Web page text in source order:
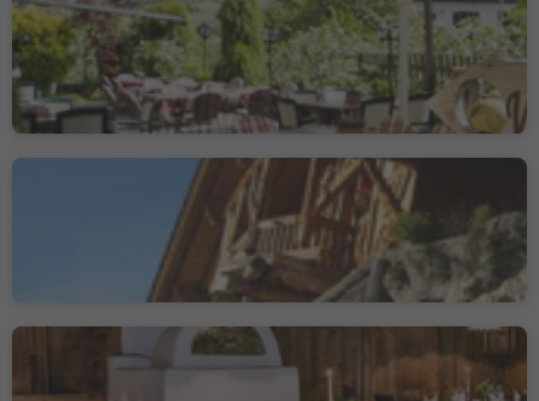
Ristorante Pizzeria
Kronenwirt
Parcines, Merano e dintorni
Dursterhof
Montesole - Parcines, Parcines, Merano e dintorni
Ristorante THEDL
Tel, Parcines, Merano e dintorni